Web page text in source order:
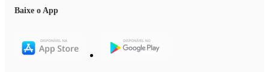
Baixe o App